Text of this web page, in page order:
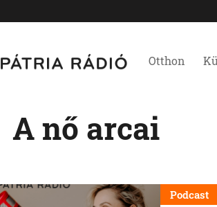
Otthon
A nő arcai
Podcast